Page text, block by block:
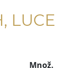
LUCE
Množ.